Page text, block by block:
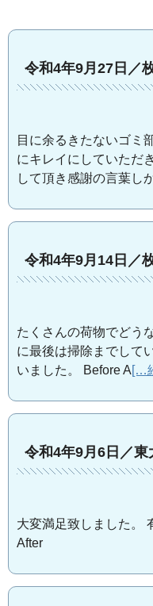
令和4年9月27日／
目に余るきたないゴミ
にキレイにしていただ
して頂き感謝の言葉し
令和4年9月14日／
たくさんの荷物でどう
に最後は掃除までして
いました。 Before A[…
令和4年9月6日／
大変満足致しました。
After